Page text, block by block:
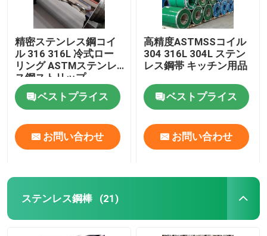
精密ステンレス鋼コイ
ル 316 316L 冷式ロー
リング ASTMステンレ
ス鋼ストリップ
ベストプライス
お問い合わせ
高精度ASTMSSコイル
304 316L 304L ステン
レス鋼帯 キッチン用品
ベストプライス
お問い合わせ
ステンレス鋼棒 (21)